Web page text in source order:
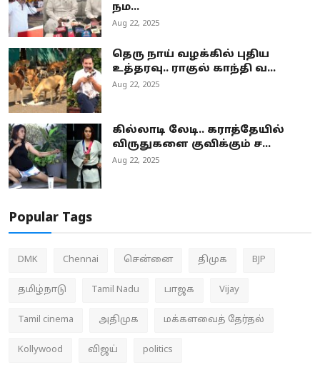
நம...
Aug 22, 2025
தெரு நாய் வழக்கில் புதிய
உத்தரவு.. ராகுல் காந்தி வ...
Aug 22, 2025
கில்லாடி லேடி.. கராத்தேயில்
விருதுகளை குவிக்கும் ச...
Aug 22, 2025
Popular Tags
DMK Chennai சென்னை திமுக BJP
தமிழ்நாடு Tamil Nadu பாஜக Vijay
Tamil cinema அதிமுக மக்களவைத் தேர்தல்
Kollywood விஜய் politics